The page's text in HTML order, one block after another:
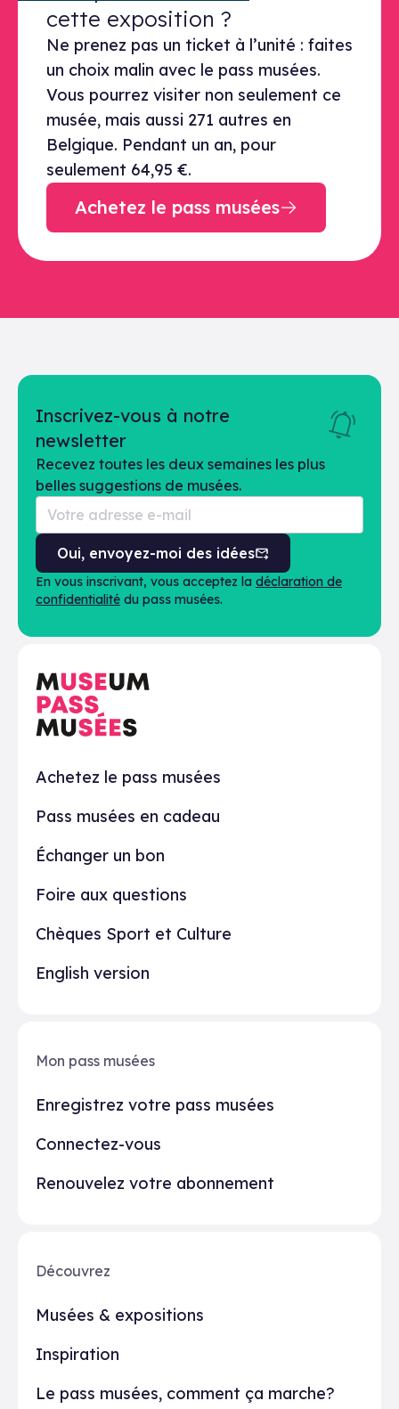
cette exposition ?
Ne prenez pas un ticket à l’unité : faites
un choix malin avec le pass musées.
Vous pourrez visiter non seulement ce
musée, mais aussi 271 autres en
Belgique. Pendant un an, pour
seulement 64,95 €.
Achetez le pass musées
En pratique
Achetez le pass musées
Pass musées en cadeau
Échanger un bon
Foire aux questions
Chèques Sport et Culture
English version
Inscrivez-vous à notre
newsletter
Recevez toutes les deux semaines les plus
belles suggestions de musées.
Oui, envoyez-moi des idées
En vous inscrivant, vous acceptez la déclaration de
confidentialité du pass musées.
Découvrez
Musées & expositions
Inspiration
Le pass musées, comment ça marche?
Mon pass musées
Enregistrez votre pass musées
Connectez-vous
Renouvelez votre abonnement